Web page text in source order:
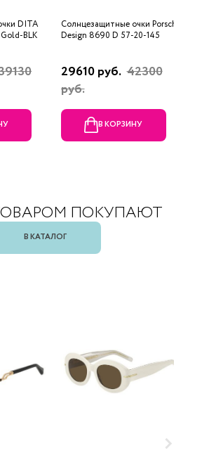
DITA
BLK
Солнцезащитные очки Porsche
Design 8690 D 57-20-145
29610 руб. 42300
руб.
В КОРЗИНУ
ПОКУПАЮТ
В КАТАЛОГ